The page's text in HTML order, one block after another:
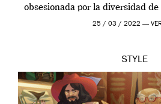
obsesionada por la diversidad
profundo que
25 / 03 / 2022 —
STYLE